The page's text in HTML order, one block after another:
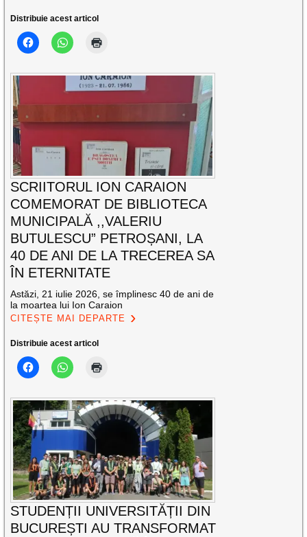
Distribuie acest articol
SCRIITORUL ION CARAION
COMEMORAT DE BIBLIOTECA
MUNICIPALĂ ,,VALERIU
BUTULESCU” PETROȘANI, LA
40 DE ANI DE LA TRECEREA SA
ÎN ETERNITATE
Astăzi, 21 iulie 2026, se împlinesc 40 de ani de
la moartea lui Ion Caraion
CITEȘTE MAI DEPARTE
Distribuie acest articol
STUDENȚII UNIVERSITĂȚII DIN
BUCUREȘTI AU TRANSFORMAT